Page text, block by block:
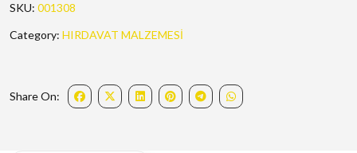
SKU: 001308
Category: HIRDAVAT MALZEMESİ
Share On: